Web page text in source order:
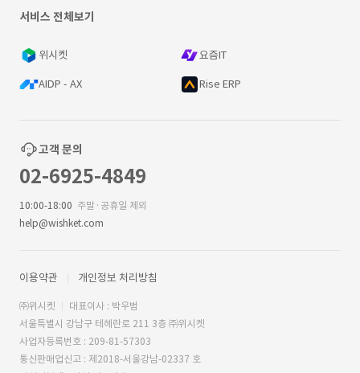
서비스 전체보기
위시켓 요즘IT
AIDP - AX Rise ERP
고객 문의
02-6925-4849
10:00-18:00 주말·공휴일 제외
help@wishket.com
이용약관 개인정보 처리방침
㈜위시켓
대표이사 : 박우범
서울특별시 강남구 테헤란로 211 3층 ㈜위시켓
사업자등록번호 : 209-81-57303
통신판매업신고 : 제2018-서울강남-02337 호